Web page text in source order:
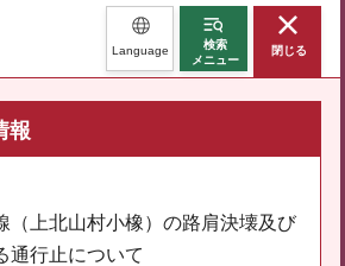
Language
検索
メニュー
閉じる
報
（上北山村小橡）の路肩決壊及び
通行止について